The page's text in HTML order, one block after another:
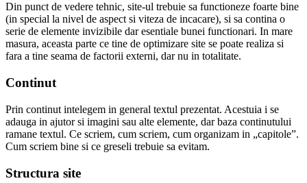
Din punct de vedere tehnic, site-ul trebuie sa functioneze foarte bine
(in special la nivel de aspect si viteza de incacare), si sa contina o
serie de elemente invizibile dar esentiale bunei functionari. In mare
masura, aceasta parte ce tine de optimizare site se poate realiza si
fara a tine seama de factorii externi, dar nu in totalitate.
Continut
Prin continut intelegem in general textul prezentat. Acestuia i se
adauga in ajutor si imagini sau alte elemente, dar baza continutului
ramane textul. Ce scriem, cum scriem, cum organizam in „capitole”.
Cum scriem bine si ce greseli trebuie sa evitam.
Structura site